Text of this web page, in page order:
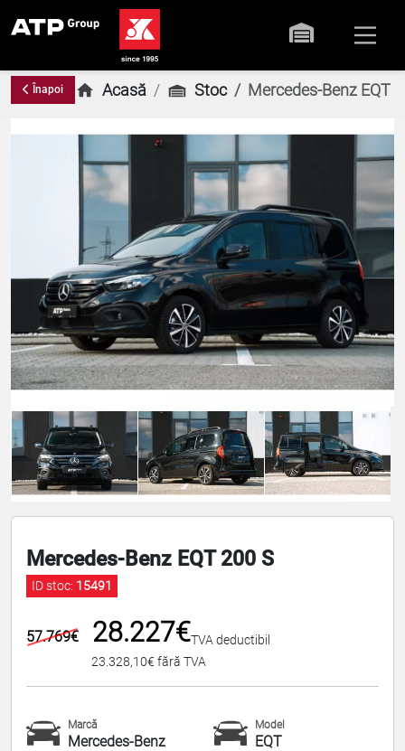
Înapoi Acasă Stoc Mercedes-Benz EQT
Mercedes-Benz EQT 200 S
ID stoc: 15491
57.769€ 28.227€TVA deductibil
23.328,10€ fără TVA
Marcă
Mercedes-Benz
Model
EQT